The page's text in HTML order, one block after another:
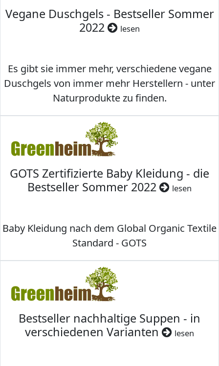
Vegane Duschgels - Bestseller Sommer
2022
lesen
Es gibt sie immer mehr, verschiedene vegane
Duschgels von immer mehr Herstellern - unter
Naturprodukte zu finden.
GOTS Zertifizierte Baby Kleidung - die
Bestseller Sommer 2022
lesen
Baby Kleidung nach dem Global Organic Textile
Standard - GOTS
Bestseller nachhaltige Suppen - in
verschiedenen Varianten
lesen